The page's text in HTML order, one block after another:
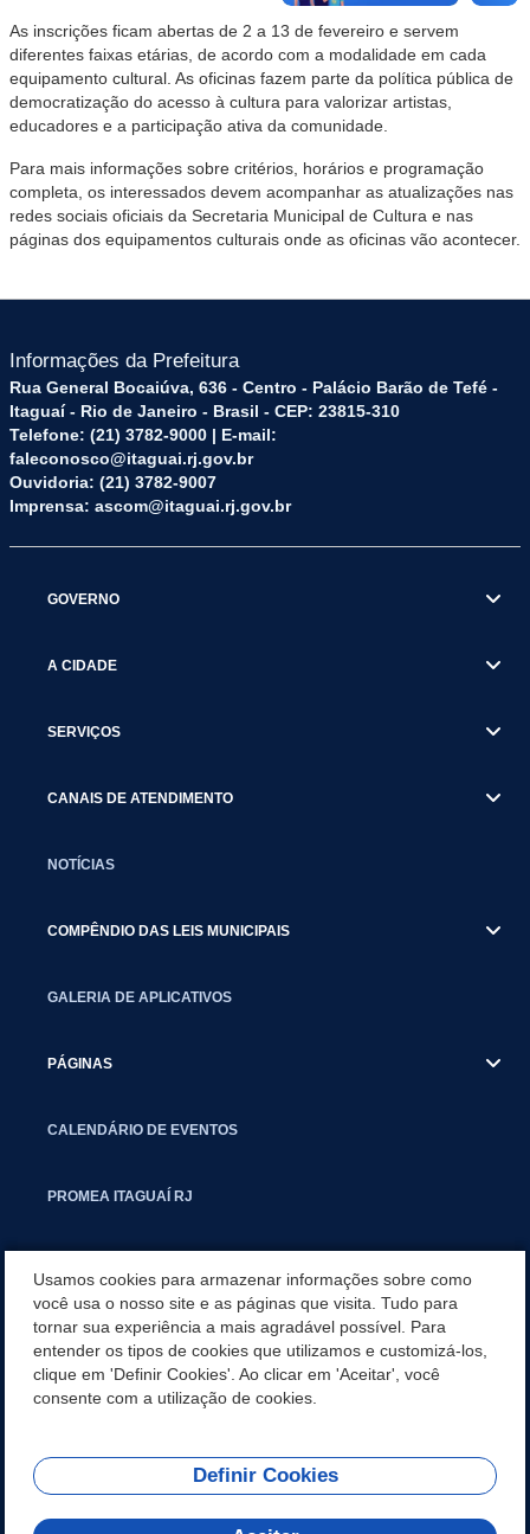
As inscrições ficam abertas de 2 a 13 de fevereiro e servem
diferentes faixas etárias, de acordo com a modalidade em cada
equipamento cultural. As oficinas fazem parte da política pública de
democratização do acesso à cultura para valorizar artistas,
educadores e a participação ativa da comunidade.
Para mais informações sobre critérios, horários e programação
completa, os interessados devem acompanhar as atualizações nas
redes sociais oficiais da Secretaria Municipal de Cultura e nas
páginas dos equipamentos culturais onde as oficinas vão acontecer.
Informações da Prefeitura
Rua General Bocaiúva, 636 - Centro - Palácio Barão de Tefé -
Itaguaí - Rio de Janeiro - Brasil - CEP: 23815-310
Telefone: (21) 3782-9000 | E-mail:
faleconosco@itaguai.rj.gov.br
Ouvidoria: (21) 3782-9007
Imprensa: ascom@itaguai.rj.gov.br
GOVERNO
A CIDADE
SERVIÇOS
CANAIS DE ATENDIMENTO
NOTÍCIAS
COMPÊNDIO DAS LEIS MUNICIPAIS
GALERIA DE APLICATIVOS
PÁGINAS
CALENDÁRIO DE EVENTOS
PROMEA ITAGUAÍ RJ
SITEMAP
CARTA DE SERVIÇOS
REDES SOCIAIS
Usamos cookies para armazenar informações sobre como
você usa o nosso site e as páginas que visita. Tudo para
tornar sua experiência a mais agradável possível. Para
entender os tipos de cookies que utilizamos e customizá-los,
clique em 'Definir Cookies'. Ao clicar em 'Aceitar', você
consente com a utilização de cookies.
Definir Cookies